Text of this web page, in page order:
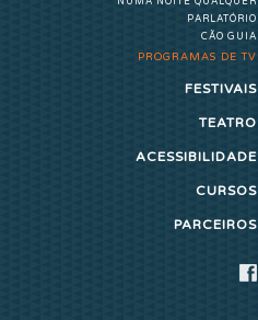
PARLATÓRIO
CÃO GUIA
PROGRAMAS DE TV
FESTIVAIS
TEATRO
ACESSIBILIDADE
CURSOS
PARCEIROS